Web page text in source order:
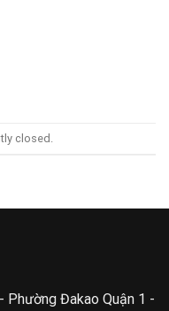
closed.
Phường Đakao Quận 1 -